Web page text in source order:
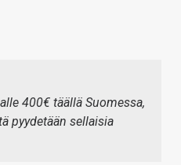
400€ täällä Suomessa,
pyydetään sellaisia